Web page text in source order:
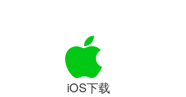
iOS下载